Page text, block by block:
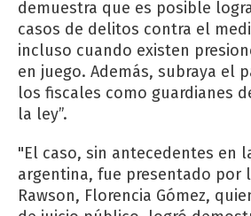
demuestra que es posible
casos de delitos contra el
incluso cuando existen
en juego. Además, subraya el
los fiscales como guardianes
la ley”.
"El caso, sin antecedentes en
argentina, fue presentado por
Rawson, Florencia Gómez,